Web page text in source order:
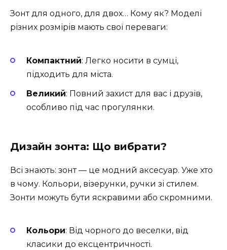
Зонт для одного, для двох… Кому як? Моделі
різних розмірів мають свої переваги:
Компактний: Легко носити в сумці,
підходить для міста.
Великий: Повний захист для вас і друзів,
особливо під час прогулянки.
Дизайн зонта: Що вибрати?
Всі знають: зонт — це модний аксесуар. Уже хто
в чому. Кольори, візерунки, ручки зі стилем.
Зонти можуть бути яскравими або скромними.
Кольори: Від чорного до веселки, від
класики до ексцентричності.